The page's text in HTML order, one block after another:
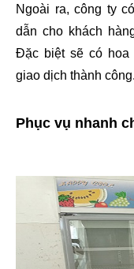
Ngoài ra, công ty
dẫn cho khách
Đặc biệt sẽ có hoa
giao dịch thành công.
Phục vụ nhanh